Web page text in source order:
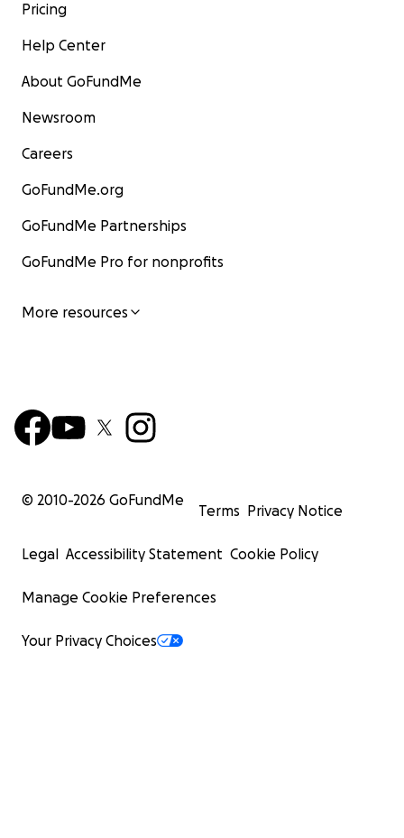
Pricing
Help Center
About GoFundMe
Newsroom
Careers
GoFundMe.org
GoFundMe Partnerships
GoFundMe Pro for nonprofits
More resources
© 2010-2026 GoFundMe
Terms Privacy Notice
Legal Accessibility Statement Cookie Policy
Manage Cookie Preferences
Your Privacy Choices